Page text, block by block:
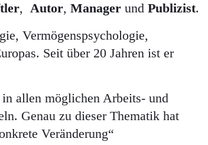
, Autor, Manager und Publizist.
Vermögenspsychologie,
Seit über 20 Jahren ist er
in allen möglichen Arbeits- und
Genau zu dieser Thematik hat
Veränderung“